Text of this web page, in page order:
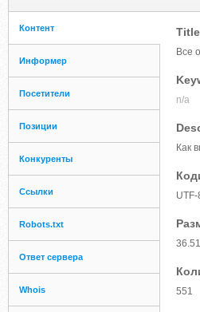
Контент
Информер
Посетители
Позиции
Конкуренты
Ссылки
Robots.txt
Ответ сервера
Whois
Title
Все
n/a
Как
UTF-
551